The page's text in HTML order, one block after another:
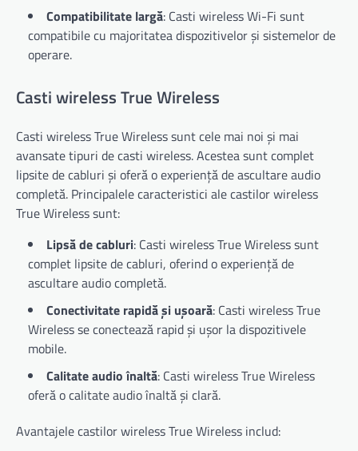
Compatibilitate largă: Casti wireless Wi-Fi sunt
compatibile cu majoritatea dispozitivelor și sistemelor de
operare.
Casti wireless True Wireless
Casti wireless True Wireless sunt cele mai noi și mai
avansate tipuri de casti wireless. Acestea sunt complet
lipsite de cabluri și oferă o experiență de ascultare audio
completă. Principalele caracteristici ale castilor wireless
True Wireless sunt:
Lipsă de cabluri: Casti wireless True Wireless sunt
complet lipsite de cabluri, oferind o experiență de
ascultare audio completă.
Conectivitate rapidă și ușoară: Casti wireless True
Wireless se conectează rapid și ușor la dispozitivele
mobile.
Calitate audio înaltă: Casti wireless True Wireless
oferă o calitate audio înaltă și clară.
Avantajele castilor wireless True Wireless includ: